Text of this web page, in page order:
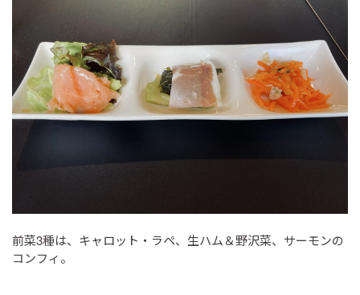
前菜3種は、キャロット・ラペ、生ハム＆野沢菜、サーモンの
コンフィ。